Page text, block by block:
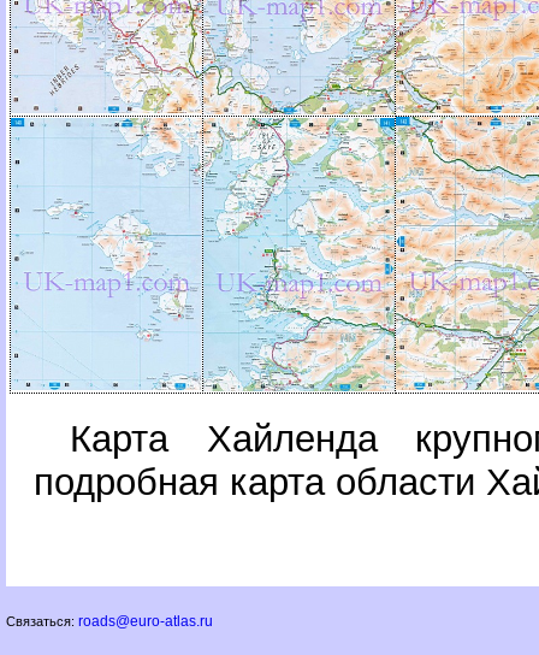
Карта Хайленда
подробная карта области
Связаться: roads@euro-atlas.ru